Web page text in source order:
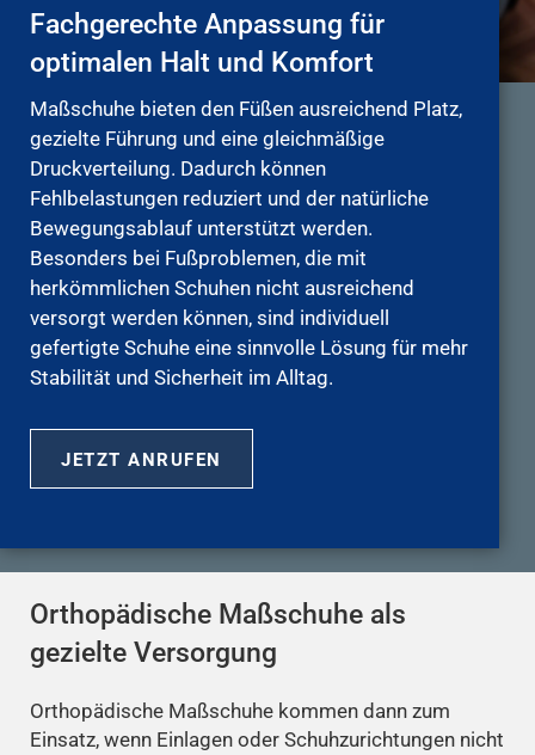
Fachgerechte Anpassung für
optimalen Halt und Komfort
Maßschuhe bieten den Füßen ausreichend Platz,
gezielte Führung und eine gleichmäßige
Druckverteilung. Dadurch können
Fehlbelastungen reduziert und der natürliche
Bewegungsablauf unterstützt werden.
Besonders bei Fußproblemen, die mit
herkömmlichen Schuhen nicht ausreichend
versorgt werden können, sind individuell
gefertigte Schuhe eine sinnvolle Lösung für mehr
Stabilität und Sicherheit im Alltag.
JETZT ANRUFEN
Orthopädische Maßschuhe als
gezielte Versorgung
Orthopädische Maßschuhe kommen dann zum
Einsatz, wenn Einlagen oder Schuhzurichtungen nicht